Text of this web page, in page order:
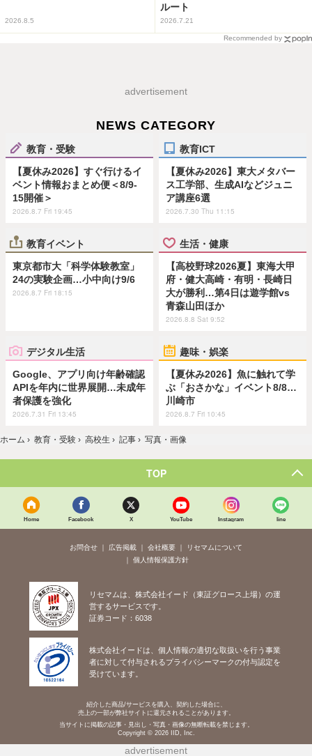
2026.8.5
ルート
2026.7.21
Recommended by
advertisement
NEWS CATEGORY
教育・受験
【夏休み2026】すぐ行けるイ
ベント情報おまとめ便＜8/9-
15開催＞
2026.8.7 Fri 19:45
教育ICT
【夏休み2026】東大メタバー
ス工学部、生成AIなどジュニ
ア講座6選
2026.7.30 Thu 11:15
教育イベント
東京都市大「科学体験教室」
24の実験企画…小中向け9/6
2026.8.7 Fri 18:15
生活・健康
【高校野球2026夏】東海大甲
府・健大高崎・有明・長崎日
大が勝利…第4日は遊学館vs
青森山田ほか
2026.8.8 Sat 9:52
デジタル生活
Google、アプリ向け年齢確認
APIを年内に世界展開…未成年
者保護を強化
2026.7.31 Fri 13:45
趣味・娯楽
【夏休み2026】魚に触れて学
ぶ「おさかな」イベント8/8…
川崎市
2026.8.7 Fri 10:45
ホーム › 教育・受験 › 高校生 › 記事 › 写真・画像
TOP
Home Facebook X YouTube Instagram line
お問合せ 広告掲載 会社概要
リセマムについて
個人情報保護方針
リセマムは、株式会社イード（東証グロース上場）の運
営するサービスです。
証券コード：6038
株式会社イードは、個人情報の適切な取扱いを行う事業
者に対して付与されるプライバシーマークの付与認定を
受けています。
紹介した商品/サービスを購入、契約した場合に、
売上の一部が弊社サイトに還元されることがあります。
当サイトに掲載の記事・見出し・写真・画像の無断転載を禁じます。
Copyright © 2026 IID, Inc.
advertisement